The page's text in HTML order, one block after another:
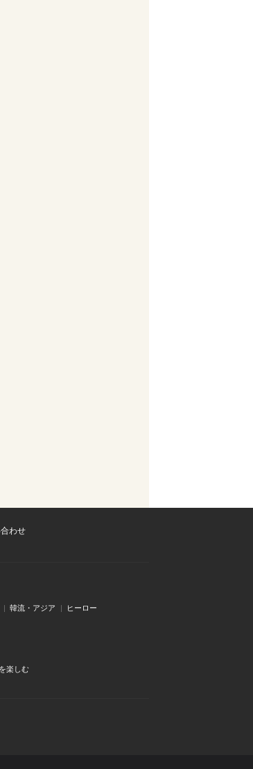
わせ
韓流・アジア ヒーロー
楽しむ